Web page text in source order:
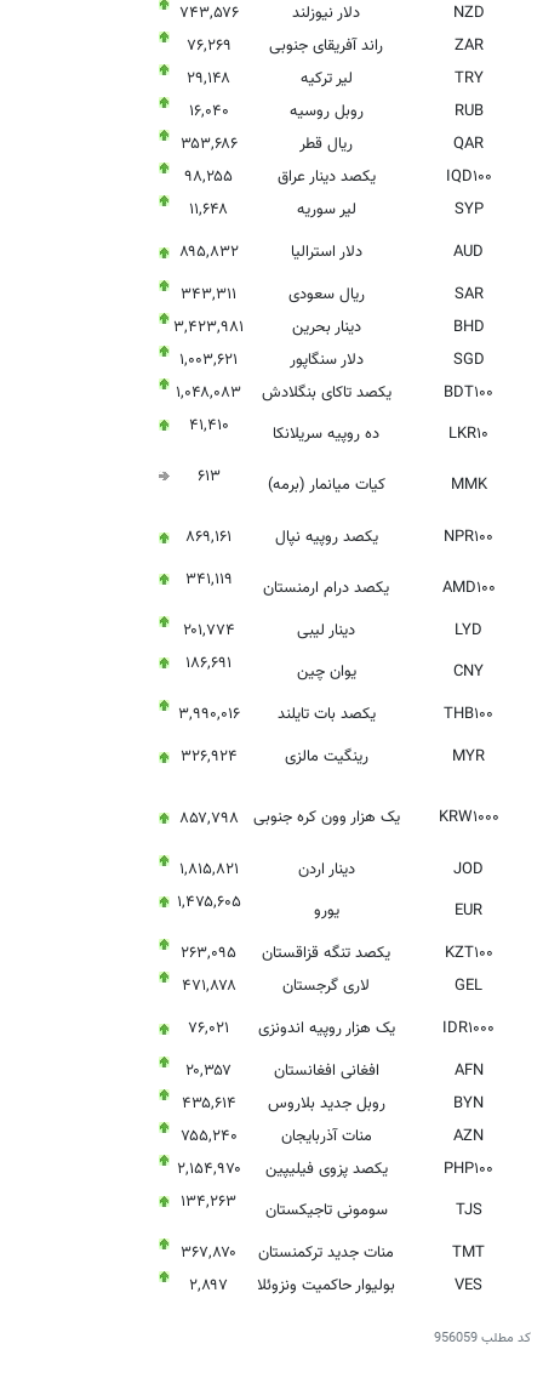
NZD
دلار نیوزلند
۷۴۳,۵۷۶
ZAR
راند آفریقای جنوبی
۷۶,۲۶۹
TRY
لیر ترکیه
۲۹,۱۴۸
RUB
روبل روسیه
۱۶,۰۴۰
QAR
ریال قطر
۳۵۳,۶۸۶
IQD۱۰۰
یکصد دینار عراق
۹۸,۲۵۵
SYP
لیر سوریه
۱۱,۶۴۸
AUD
دلار استرالیا
۸۹۵,۸۳۲
SAR
ریال سعودی
۳۴۳,۳۱۱
BHD
دینار بحرین
۳,۴۲۳,۹۸۱
SGD
دلار سنگاپور
۱,۰۰۳,۶۲۱
BDT۱۰۰
یکصد تاکای بنگلادش
۱,۰۴۸,۰۸۳
LKR۱۰
ده روپیه سریلانکا ۴۱,۴۱۰
MMK کیات میانمار (برمه) ۶۱۳
NPR۱۰۰ یکصد روپیه نپال ۸۶۹,۱۶۱
AMD۱۰۰ یکصد درام ارمنستان ۳۴۱,۱۱۹
LYD دینار لیبی
۲۰۱,۷۷۴
CNY
یوان چین ۱۸۶,۶۹۱
THB۱۰۰ یکصد بات تایلند
۳,۹۹۰,۰۱۶
MYR
رینگیت مالزی ۳۲۶,۹۲۴
KRW۱۰۰۰ یک هزار وون کره جنوبی ۸۵۷,۷۹۸
JOD دینار اردن
۱,۸۱۵,۸۲۱
EUR
یورو ۱,۴۷۵,۶۰۵
KZT۱۰۰ یکصد تنگه قزاقستان
۲۶۳,۰۹۵
GEL
لاری گرجستان
۴۷۱,۸۷۸
IDR۱۰۰۰
یک هزار روپیه اندونزی
۷۶,۰۲۱
AFN
افغانی افغانستان
۲۰,۳۵۷
BYN
روبل جدید بلاروس
۴۳۵,۶۱۴
AZN
منات آذربایجان
۷۵۵,۲۴۰
PHP۱۰۰
یکصد پزوی فیلیپین
۲,۱۵۴,۹۷۰
TJS
سومونی تاجیکستان ۱۳۴,۲۶۳
TMT منات جدید ترکمنستان
۳۶۷,۸۷۰
VES
بولیوار حاکمیت ونزوئلا ۲,۸۹۷
کد مطلب956059